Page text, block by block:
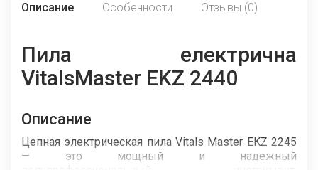
Описание Особенности Отзывы (0)
Пила електрична
VitalsMaster EKZ 2440
Описание
Цепная электрическая пила Vitals Master EKZ 2245
— это мощный и надежный